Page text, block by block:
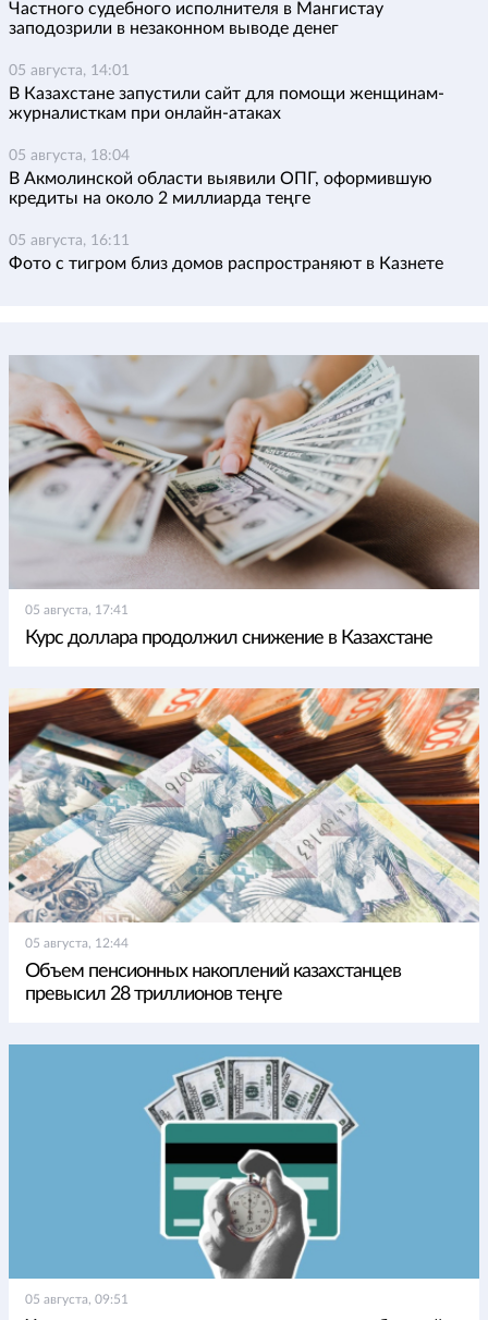
Частного судебного исполнителя в Мангистау
заподозрили в незаконном выводе денег
05 августа, 14:01
В Казахстане запустили сайт для помощи женщинам-
журналисткам при онлайн-атаках
05 августа, 18:04
В Акмолинской области выявили ОПГ, оформившую
кредиты на около 2 миллиарда теңге
05 августа, 16:11
Фото с тигром близ домов распространяют в Казнете
05 августа, 17:41
Курс доллара продолжил снижение в Казахстане
05 августа, 12:44
Объем пенсионных накоплений казахстанцев
превысил 28 триллионов теңге
05 августа, 09:51